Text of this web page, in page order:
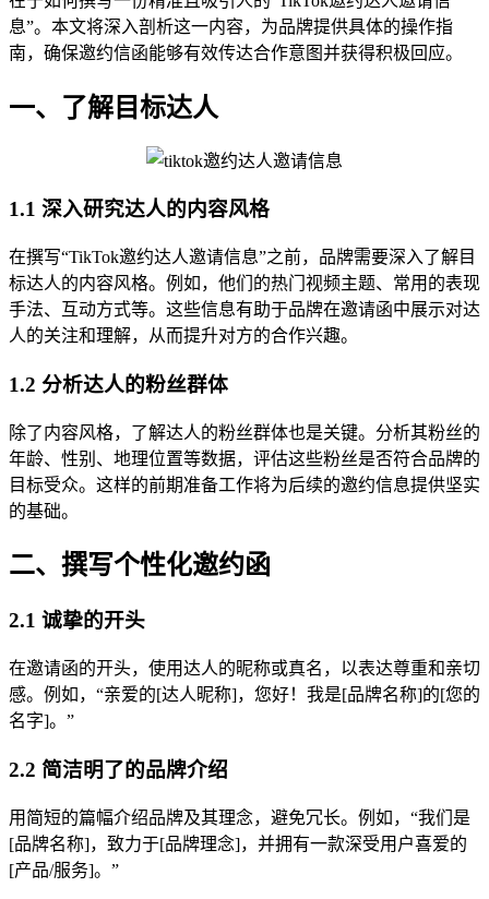
息”。本文将深入剖析这一内容，为品牌提供具体的操作指
南，确保邀约信函能够有效传达合作意图并获得积极回应。
一、了解目标达人
1.1 深入研究达人的内容风格
在撰写“TikTok邀约达人邀请信息”之前，品牌需要深入了解目
标达人的内容风格。例如，他们的热门视频主题、常用的表现
手法、互动方式等。这些信息有助于品牌在邀请函中展示对达
人的关注和理解，从而提升对方的合作兴趣。
1.2 分析达人的粉丝群体
除了内容风格，了解达人的粉丝群体也是关键。分析其粉丝的
年龄、性别、地理位置等数据，评估这些粉丝是否符合品牌的
目标受众。这样的前期准备工作将为后续的邀约信息提供坚实
的基础。
二、撰写个性化邀约函
2.1 诚挚的开头
在邀请函的开头，使用达人的昵称或真名，以表达尊重和亲切
感。例如，“亲爱的[达人昵称]，您好！我是[品牌名称]的[您的
名字]。”
2.2 简洁明了的品牌介绍
用简短的篇幅介绍品牌及其理念，避免冗长。例如，“我们是
[品牌名称]，致力于[品牌理念]，并拥有一款深受用户喜爱的
[产品/服务]。”